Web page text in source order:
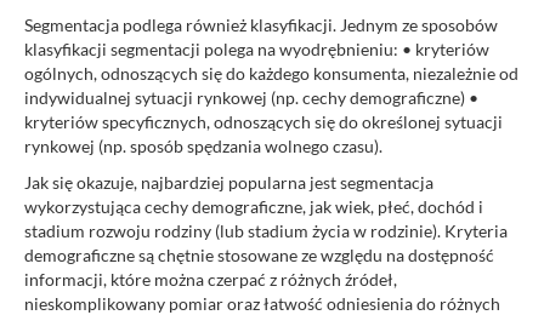
Segmentacja podlega również klasyfikacji. Jednym ze sposobów
klasyfikacji segmentacji polega na wyodrębnieniu: • kryteriów
ogólnych, odnoszących się do każdego konsumenta, niezależnie od
indywidualnej sytuacji rynkowej (np. cechy demograficzne) •
kryteriów specyficznych, odnoszących się do określonej sytuacji
rynkowej (np. sposób spędzania wolnego czasu).
Jak się okazuje, najbardziej popularna jest segmentacja
wykorzystująca cechy demograficzne, jak wiek, płeć, dochód i
stadium rozwoju rodziny (lub stadium życia w rodzinie). Kryteria
demograficzne są chętnie stosowane ze względu na dostępność
informacji, które można czerpać z różnych źródeł,
nieskomplikowany pomiar oraz łatwość odniesienia do różnych